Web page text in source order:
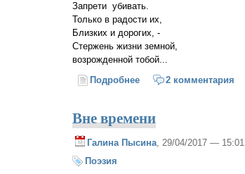
Запрети убивать.
Только в радости их,
Близких и дорогих, -
Стержень жизни земной,
возрожденной тобой...
Подробнеео Молитва о детях
2 комментария
Вне времени
Галина Пысина , 29/04/2017 — 15:01
Поэзия